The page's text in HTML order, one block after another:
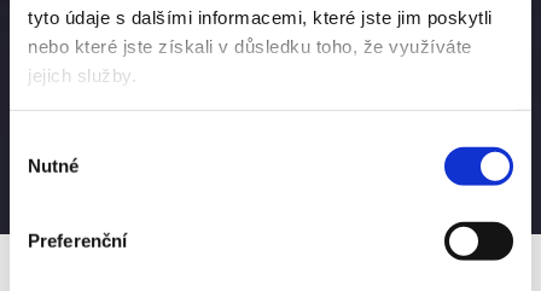
tyto údaje s dalšími informacemi, které jste jim poskytli
nebo které jste získali v důsledku toho, že využíváte
jejich služby.
souhlasu
Nutné
Preferenční